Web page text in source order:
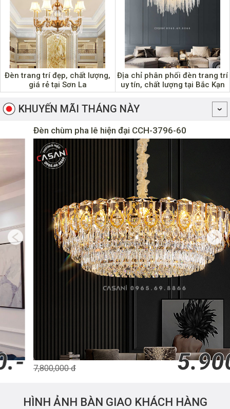
Đèn trang trí đẹp, chất lượng,
giá rẻ tại Sơn La
Địa chỉ phân phối đèn trang trí
uy tín, chất lượng tại Bắc Kạn
KHUYẾN MÃI THÁNG NÀY
Đèn chùm pha lê hiện đại CCH-3796-60
7,800,000 đ 5.900.-
HÌNH ẢNH BÀN GIAO KHÁCH HÀNG